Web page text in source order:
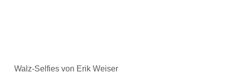
Walz-Selfies von Erik Weiser